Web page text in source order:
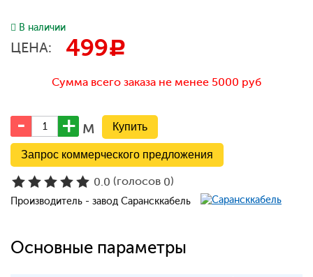
В наличии
ЦЕНА: 499c
Сумма всего заказа не менее 5000 руб
м
Запрос коммерческого предложения
0.0 (голосов 0)
Производитель - завод Сарансккабель
Основные параметры